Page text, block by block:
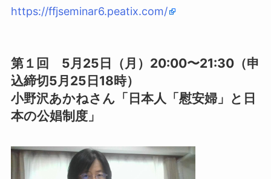
https://ffjseminar6.peatix.com/
第１回 5月25日（月）20:00〜21:30（申
込締切5月25日18時）
小野沢あかねさん「日本人「慰安婦」と日
本の公娼制度」